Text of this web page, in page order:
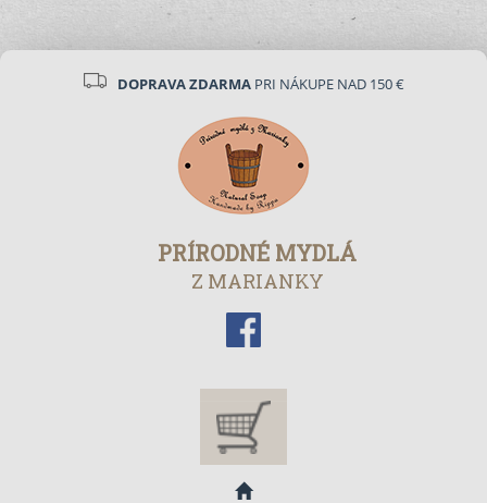
DOPRAVA ZDARMAPRI NÁKUPE NAD 150 €
PRÍRODNÉ MYDLÁ
Z MARIANKY